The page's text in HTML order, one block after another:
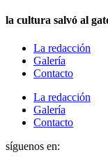
la cultura salvó al
La redacción
Galería
Contacto
La redacción
Galería
Contacto
síguenos en: